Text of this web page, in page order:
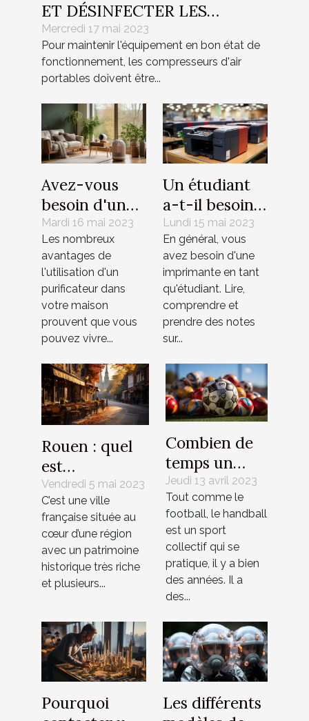
ET DÉSINFECTER LES
COMPRESSEURS D'AIR
PORTABLES
Mercredi 17 mai 2023
Pour maintenir l'équipement en bon état de
fonctionnement, les compresseurs d'air
portables doivent être...
Avez-vous
besoin d'un
purificateur
d'air dans
chaque pièce
?
Mardi 16 mai 2023
Les nombreux
avantages de
l'utilisation d'un
purificateur dans
votre maison
prouvent que vous
pouvez vivre...
Un étudiant
a-t-il besoin
d'une
imprimante ?
Lundi 15 mai 2023
En général, vous
avez besoin d'une
imprimante en tant
qu'étudiant. Lire,
comprendre et
prendre des notes
sur...
Rouen : quel
est
l’emplacement
idéal pour un
investissement
locatif ?
Vendredi 5 mai 2023
C’est une ville
française située au
cœur d’une région
avec un patrimoine
historique très riche
et plusieurs...
Combien de
temps un
match de
handball
peut-il durer
?
Jeudi 13 avril 2023
Tout comme le
football, le handball
est un sport
collectif qui se
pratique, il y a bien
des années. Il a
des...
Pourquoi
Les différents